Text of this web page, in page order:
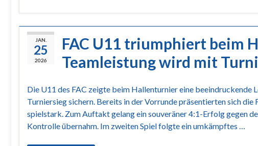
JAN.
25
2026
FAC U11 triumphiert beim
Teamleistung wird mit
Die U11 des FAC zeigte beim Hallenturnier eine beeindruckende
Turniersieg sichern. Bereits in der Vorrunde präsentierten sich
spielstark. Zum Auftakt gelang ein souveräner 4:1-Erfolg gegen
Kontrolle übernahm. Im zweiten Spiel folgte ein umkämpftes …